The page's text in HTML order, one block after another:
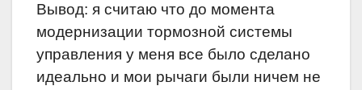
Вывод: я считаю что до момента
модернизации тормозной системы
управления у меня все было сделано
идеально и мои рычаги были ничем не